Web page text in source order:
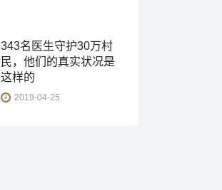
343名医生守护30万村
民，他们的真实状况是
这样的
2019-04-25